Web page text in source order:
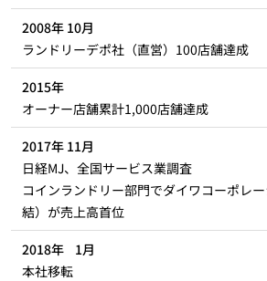
2008年 10月
ランドリーデポ社（直営）100店舗達成
2015年
オーナー店舗累計1,000店舗達成
2017年 11月
日経MJ、全国サービス業調査
コインランドリー部門でダイワコーポレ
結）が売上高首位
2018年 1月
本社移転